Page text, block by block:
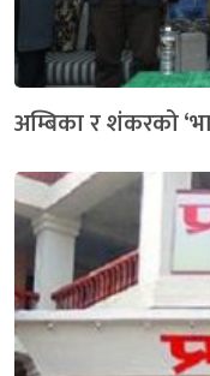
अम्बिका र शंकरको